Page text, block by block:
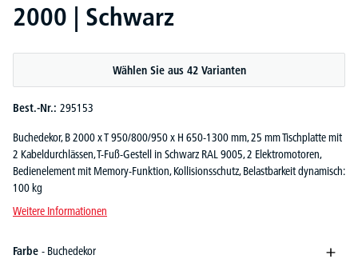
2000 | Schwarz
Wählen Sie aus 42 Varianten
Best.-Nr.: 295153
Buchedekor, B 2000 x T 950/800/950 x H 650-1300 mm, 25 mm Tischplatte mit
2 Kabeldurchlässen, T-Fuß-Gestell in Schwarz RAL 9005, 2 Elektromotoren,
Bedienelement mit Memory-Funktion, Kollisionsschutz, Belastbarkeit dynamisch:
100 kg
Weitere Informationen
Farbe - Buchedekor